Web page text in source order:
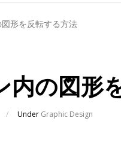
形を反転する方法
内の図形
/ Under Graphic Design